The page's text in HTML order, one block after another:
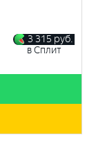
3 315 руб.
в Сплит